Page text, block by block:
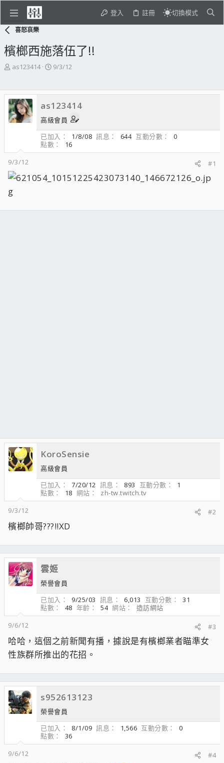
登入 註冊 切換模式
喜怒哀樂
檳榔西施落伍了!!
主
起
人
as123414
開
期
9/3/12
as123414
高級會員
已加入
1/8/08 訊息 644 互動分數
0
點數
16
9/3/12
#1
KoroSensie
高級會員
已加入
7/20/12 訊息 893 互動分數
1
點數
18 網站
zh-tw.twitch.tv
9/3/12
#2
檳榔帥哥???!!XD
雲姬
榮譽會員
已加入
9/25/03 訊息 6,013 互動分數
31
點數
48 年齡 54 網站
造訪網站
9/6/12
#3
哈哈，這個之前新聞有播，據說是有檳榔業者瞄準女
性族群所推出的花招。
s952613123
榮譽會員
已加入
8/1/09 訊息 1,566 互動分數
0
點數
36
9/6/12
#4